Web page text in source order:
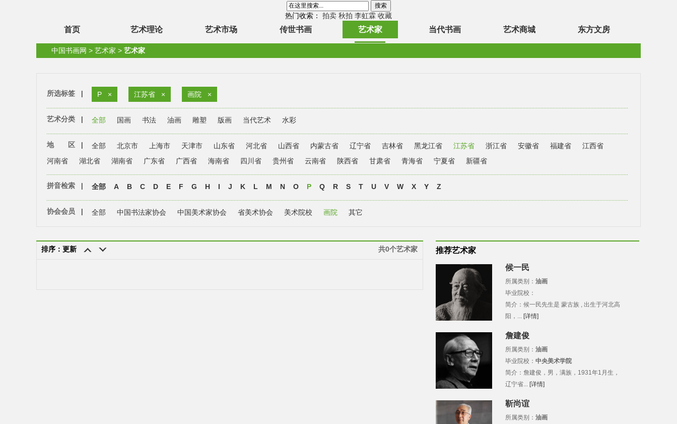
热门收索： 拍卖 秋拍 李虹霖 收藏
首页 艺术理论 艺术市场 传世书画 艺术家 当代书画 艺术商城 东方文房
中国书画网 > 艺术家 > 艺术家
所选标签 | P × 江苏省 × 画院 ×
艺术分类 | 全部 国画 书法 油画 雕塑 版画 当代艺术 水彩
地 区 | 全部 北京市 上海市 天津市 山东省 河北省 山西省 内蒙古省 辽宁省 吉林省 黑龙江省 江苏省 浙江省 安徽省 福建省
江西省
河南省
湖北省 湖南省 广东省 广西省 海南省 四川省 贵州省 云南省 陕西省 甘肃省 青海省 宁夏省 新疆省
拼音检索 | 全部 A B C D E F G H I J K L M N O P Q R S T U V W X Y Z
协会会员 | 全部 中国书法家协会 中国美术家协会 省美术协会 美术院校 画院 其它
排序：更新 共0个艺术家 推荐艺术家
候一民
所属类别： 油画
毕业院校：
简介：候一民先生是 蒙古族 , 出生于河北高
阳，... [详情]
詹建俊
所属类别： 油画
毕业院校： 中央美术学院
简介：詹建俊，男，满族，1931年1月生，
辽宁省... [详情]
靳尚谊
所属类别： 油画